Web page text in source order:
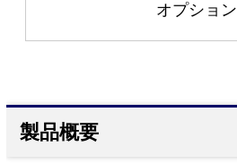
オプション
製品概要